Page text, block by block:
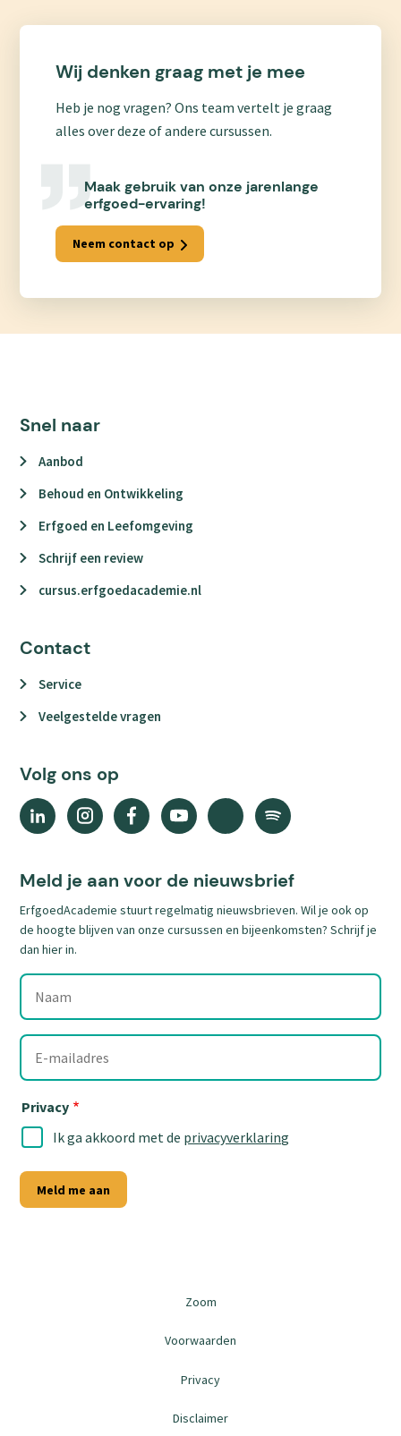
Wij denken graag met je mee
Heb je nog vragen? Ons team vertelt je graag
alles over deze of andere cursussen.
Maak gebruik van onze jarenlange
erfgoed-ervaring!
Neem contact op
Snel naar
Aanbod
Behoud en Ontwikkeling
Erfgoed en Leefomgeving
Schrijf een review
cursus.erfgoedacademie.nl
Contact
Service
Veelgestelde vragen
Volg ons op
Linkedin
link)
Instagram
link)
Facebook
link)
YouTube
link)
link)
Spotify
link)
Meld je aan voor de nieuwsbrief
ErfgoedAcademie stuurt regelmatig nieuwsbrieven. Wil je ook op
de hoogte blijven van onze cursussen en bijeenkomsten? Schrijf je
dan hier in.
Naam
E-
mailadres
Privacy
Ik ga akkoord met de privacyverklaring
Meld me aan
Zoom
Voorwaarden
Privacy
Disclaimer